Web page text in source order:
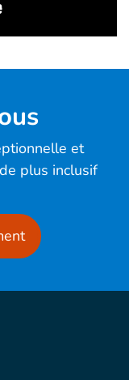
et
plus inclusif